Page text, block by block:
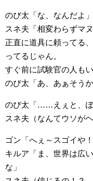
のび太「な、なんだよ」
スネ夫「相変わらずマ
正直に道具に頼ってる
ってるじゃん。
すぐ前に試験官の人もい
のび太「あ、あぁそうか
のび太「……えぇと、ぼ
スネ夫（なんてウソが
ゴン「へぇ～スゴイや！
キルア「ま、世界は広
な」